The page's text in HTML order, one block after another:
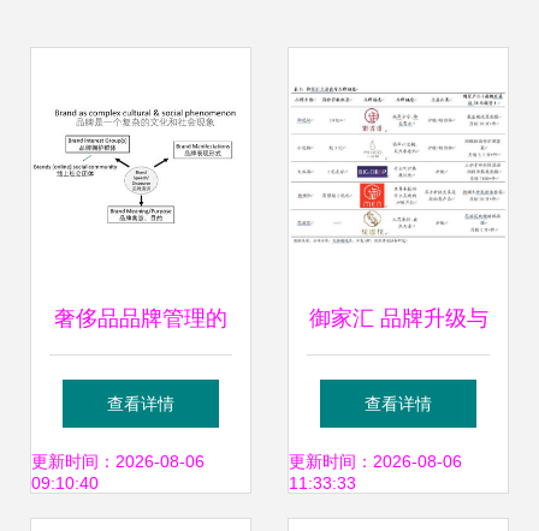
奢侈品品牌管理的
三大支柱 以幽兰为
例的第二次课程纪
查看详情
更新时间：2026-08-06
09:10:40
御家汇 品牌升级与
代理发力，共筑高
增长新篇章
查看详情
更新时间：2026-08-06
11:33:33